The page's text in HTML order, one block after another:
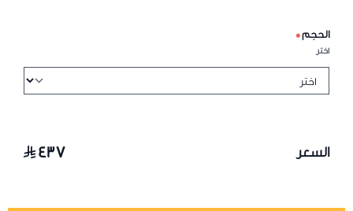
الحجم*
اختر
السعر ٤٣٧